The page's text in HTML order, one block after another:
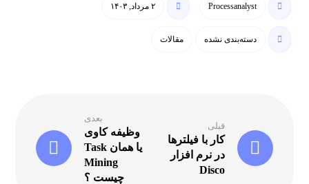
Processanalyst ۲ مرداد, ۱۴۰۳
دسته‌بندی نشده مقالات
قبلی
کار با فیلترها
در نرم افزار
Disco
بعدی
وظیفه کاوی
یا همان Task
Mining
چیست ؟